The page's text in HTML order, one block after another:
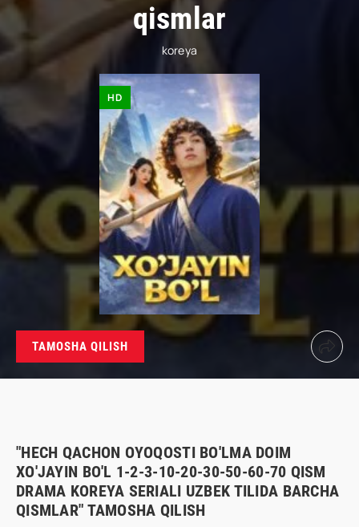
qismlar
koreya
HD
TAMOSHA QILISH
"HECH QACHON OYOQOSTI BO'LMA DOIM
XO'JAYIN BO'L 1-2-3-10-20-30-50-60-70 QISM
DRAMA KOREYA SERIALI UZBEK TILIDA BARCHA
QISMLAR" TAMOSHA QILISH